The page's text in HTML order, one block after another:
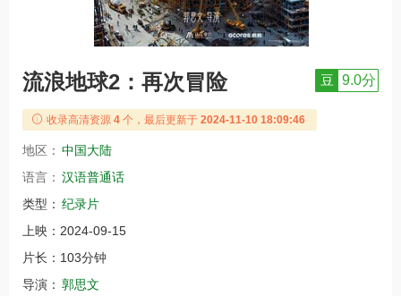
流浪地球2：再次冒险 豆 9.0分
收录高清资源 4 个，最后更新于 2024-11-10 18:09:46
地区： 中国大陆
语言： 汉语普通话
类型： 纪录片
上映： 2024-09-15
片长： 103分钟
导演： 郭思文